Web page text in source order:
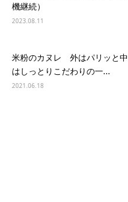
機継続）
2023.08.11
米粉のカヌレ 外はパリッと中
はしっとりこだわりの一...
2021.06.18